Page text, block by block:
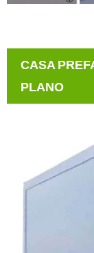
CASA
PLANO